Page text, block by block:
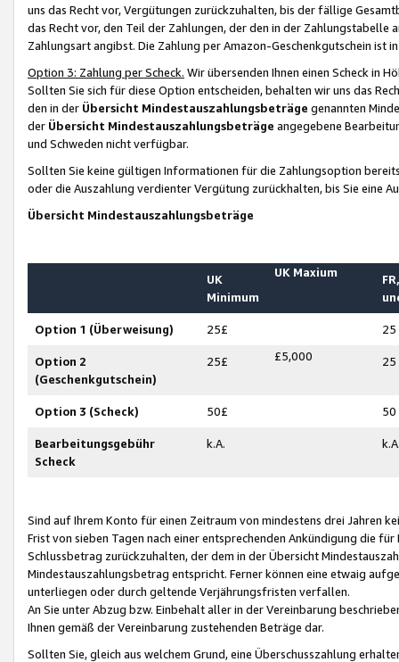
uns das Recht vor, Vergütungen zurückzuhalten, bis der fällige
das Recht vor, den Teil der Zahlungen, der den in der
Zahlungsart angibst. Die Zahlung per Amazon-Geschenkgutschein ist
Option 3: Zahlung per Scheck. Wir übersenden Ihnen einen Scheck in
Sollten Sie sich für diese Option entscheiden, behalten wir uns das
den in der Übersicht Mindestauszahlungsbeträge genannten
der Übersicht Mindestauszahlungsbeträge angegebene
und Schweden nicht verfügbar.
Sollten Sie keine gültigen Informationen für die Zahlungsoption
oder die Auszahlung verdienter Vergütung zurückhalten, bis Sie
Übersicht Mindestauszahlungsbeträge
UK
Minimum
UK Maxium
Option 1 (Überweisung) 25£ 25
Option 2
(Geschenkgutschein)
25£ £5,000 25
Option 3 (Scheck) 50£ 50
Bearbeitungsgebühr
Scheck
k.A.
Sind auf Ihrem Konto für einen Zeitraum von mindestens drei Jahren
Frist von sieben Tagen nach einer entsprechenden Ankündigung die
Schlussbetrag zurückzuhalten, der dem in der Übersicht
Mindestauszahlungsbetrag entspricht. Ferner können eine etwaig
unterliegen oder durch geltende Verjährungsfristen verfallen.
An Sie unter Abzug bzw. Einbehalt aller in der Vereinbarung
Ihnen gemäß der Vereinbarung zustehenden Beträge dar.
Sollten Sie, gleich aus welchem Grund, eine Überschusszahlung